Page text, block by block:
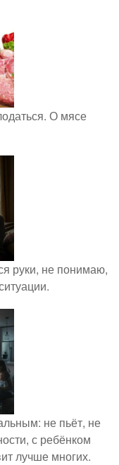
О мясе
руки, не понимаю,
не пьёт, не
с ребёнком
лучше многих.